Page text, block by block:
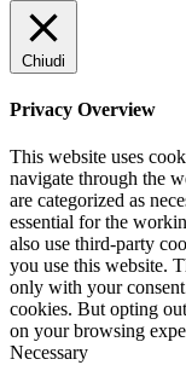
Chiudi
Privacy Overview
This website uses
navigate through the
are categorized as
essential for the
also use third-party
you use this website.
only with your
cookies. But opting
on your browsing
Necessary